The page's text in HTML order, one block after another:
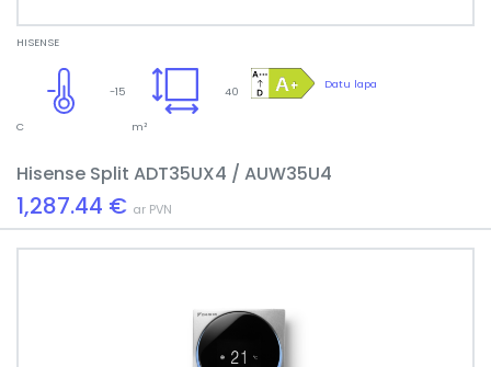
HISENSE
Datu lapa
40
m²
-15
C
Hisense Split ADT35UX4 / AUW35U4
1,287.44 € ar PVN